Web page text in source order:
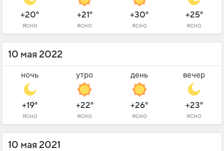
+20°
ясно
+21°
ясно
+30°
ясно
+25°
ясно
10 мая 2022
ночь
+19°
ясно
утро
+22°
ясно
день
+26°
ясно
вечер
+23°
ясно
10 мая 2021